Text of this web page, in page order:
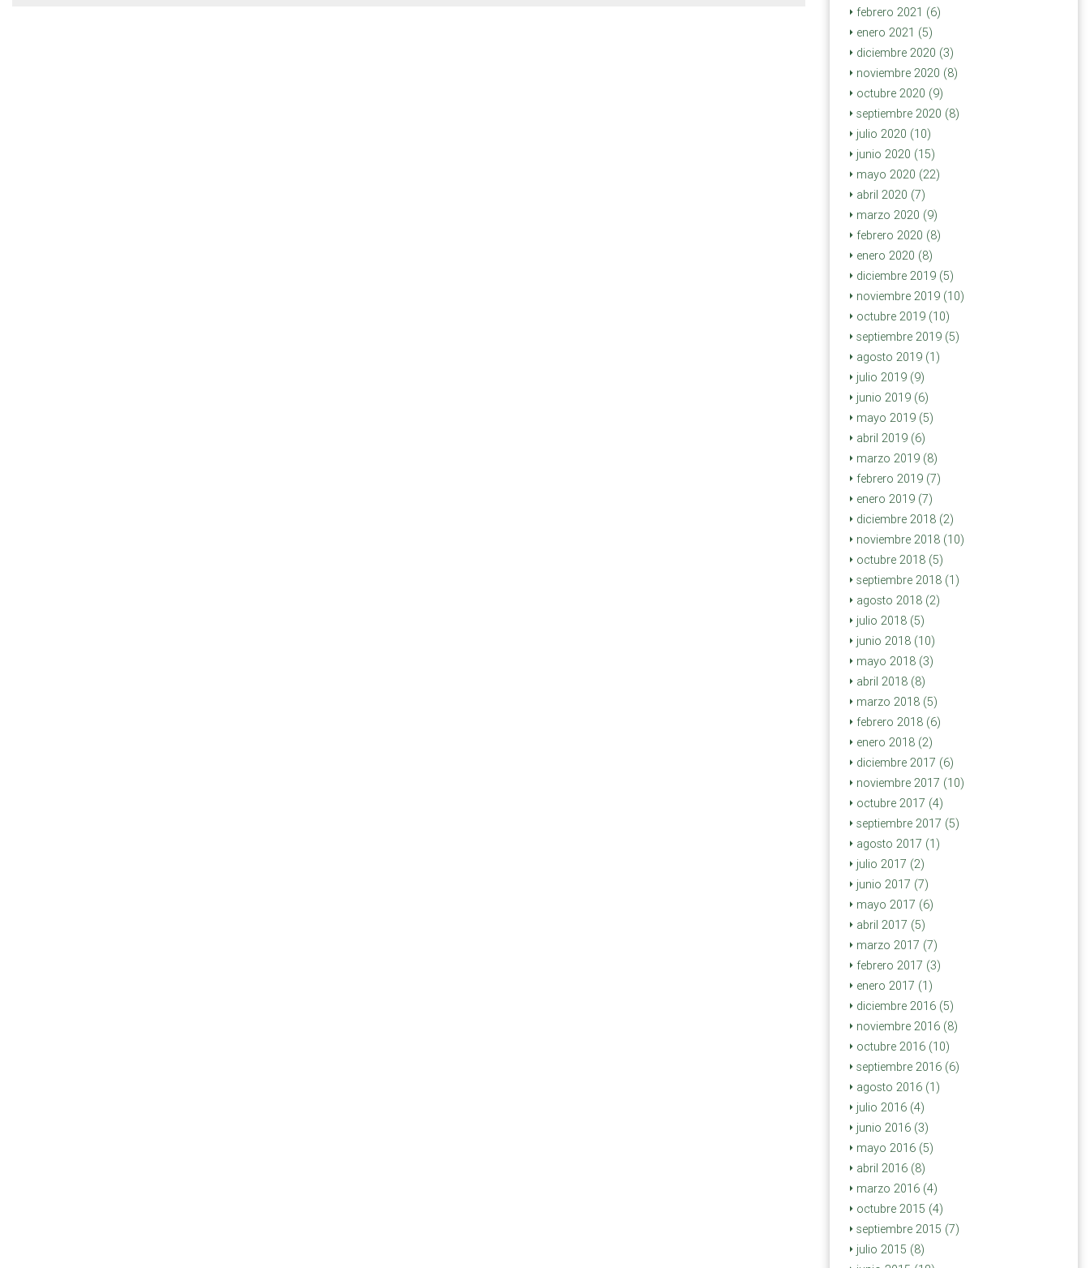
febrero 2021 (6)
enero 2021 (5)
diciembre 2020 (3)
noviembre 2020 (8)
octubre 2020 (9)
septiembre 2020 (8)
julio 2020 (10)
junio 2020 (15)
mayo 2020 (22)
abril 2020 (7)
marzo 2020 (9)
febrero 2020 (8)
enero 2020 (8)
diciembre 2019 (5)
noviembre 2019 (10)
octubre 2019 (10)
septiembre 2019 (5)
agosto 2019 (1)
julio 2019 (9)
junio 2019 (6)
mayo 2019 (5)
abril 2019 (6)
marzo 2019 (8)
febrero 2019 (7)
enero 2019 (7)
diciembre 2018 (2)
noviembre 2018 (10)
octubre 2018 (5)
septiembre 2018 (1)
agosto 2018 (2)
julio 2018 (5)
junio 2018 (10)
mayo 2018 (3)
abril 2018 (8)
marzo 2018 (5)
febrero 2018 (6)
enero 2018 (2)
diciembre 2017 (6)
noviembre 2017 (10)
octubre 2017 (4)
septiembre 2017 (5)
agosto 2017 (1)
julio 2017 (2)
junio 2017 (7)
mayo 2017 (6)
abril 2017 (5)
marzo 2017 (7)
febrero 2017 (3)
enero 2017 (1)
diciembre 2016 (5)
noviembre 2016 (8)
octubre 2016 (10)
septiembre 2016 (6)
agosto 2016 (1)
julio 2016 (4)
junio 2016 (3)
mayo 2016 (5)
abril 2016 (8)
marzo 2016 (4)
octubre 2015 (4)
septiembre 2015 (7)
julio 2015 (8)